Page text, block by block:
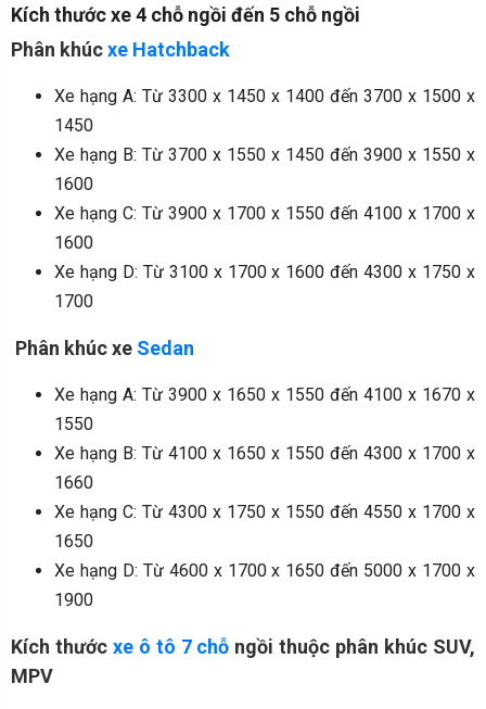
Kích thước xe 4 chỗ ngồi đến 5 chỗ ngồi
Phân khúcxe Hatchback
Xe hạng A: Từ 3300 x 1450 x 1400 đến 3700 x 1500 x
1450
Xe hạng B: Từ 3700 x 1550 x 1450 đến 3900 x 1550 x
1600
Xe hạng C: Từ 3900 x 1700 x 1550 đến 4100 x 1700 x
1600
Xe hạng D: Từ 3100 x 1700 x 1600 đến 4300 x 1750 x
1700
Phân khúc xe Sedan
Xe hạng A: Từ 3900 x 1650 x 1550 đến 4100 x 1670 x
1550
Xe hạng B: Từ 4100 x 1650 x 1550 đến 4300 x 1700 x
1660
Xe hạng C: Từ 4300 x 1750 x 1550 đến 4550 x 1700 x
1650
Xe hạng D: Từ 4600 x 1700 x 1650 đến 5000 x 1700 x
1900
Kích thước xe ô tô 7 chỗ ngồi thuộc phân khúc SUV,
MPV